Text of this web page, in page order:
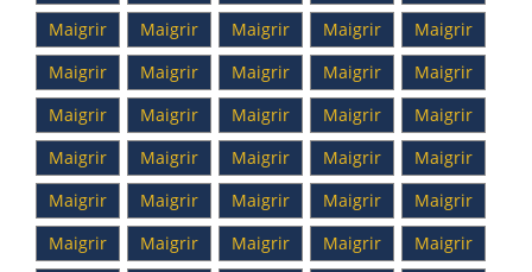
Maigrir
Maigrir Maigrir Maigrir
Maigrir
Maigrir
Maigrir Maigrir Maigrir
Maigrir
Maigrir
Maigrir Maigrir Maigrir
Maigrir
Maigrir
Maigrir Maigrir Maigrir
Maigrir
Maigrir
Maigrir Maigrir Maigrir
Maigrir
Maigrir
Maigrir Maigrir Maigrir
Maigrir